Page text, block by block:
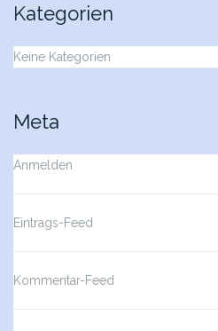
Kategorien
Keine Kategorien
Meta
Anmelden
Eintrags-Feed
Kommentar-Feed